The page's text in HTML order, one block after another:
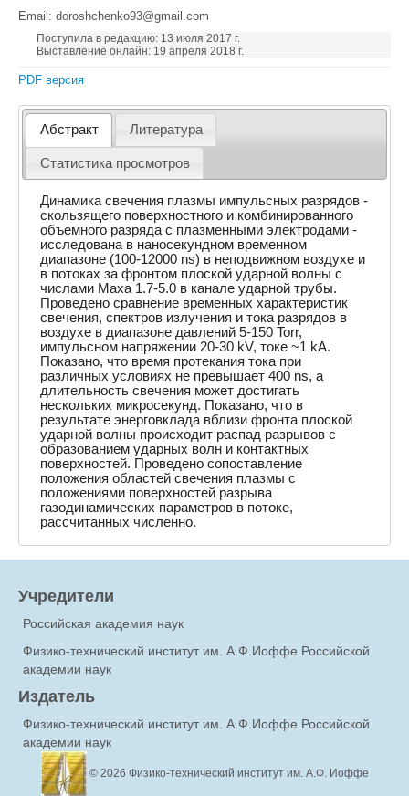
Email: doroshchenko93@gmail.com
Поступила в редакцию: 13 июля 2017 г.
Выставление онлайн: 19 апреля 2018 г.
PDF версия
Абстракт Литература
Статистика просмотров
Динамика свечения плазмы импульсных разрядов -
скользящего поверхностного и комбинированного
объемного разряда с плазменными электродами -
исследована в наносекундном временном
диапазоне (100-12000 ns) в неподвижном воздухе и
в потоках за фронтом плоской ударной волны с
числами Маха 1.7-5.0 в канале ударной трубы.
Проведено сравнение временных характеристик
свечения, спектров излучения и тока разрядов в
воздухе в диапазоне давлений 5-150 Torr,
импульсном напряжении 20-30 kV, токе ~1 kA.
Показано, что время протекания тока при
различных условиях не превышает 400 ns, а
длительность свечения может достигать
нескольких микросекунд. Показано, что в
результате энерговклада вблизи фронта плоской
ударной волны происходит распад разрывов с
образованием ударных волн и контактных
поверхностей. Проведено сопоставление
положения областей свечения плазмы с
положениями поверхностей разрыва
газодинамических параметров в потоке,
рассчитанных численно.
Учредители
Российская академия наук
Физико-технический институт им. А.Ф.Иоффе Российской
академии наук
Издатель
Физико-технический институт им. А.Ф.Иоффе Российской
академии наук
© 2026 Физико-технический институт им. А.Ф. Иоффе